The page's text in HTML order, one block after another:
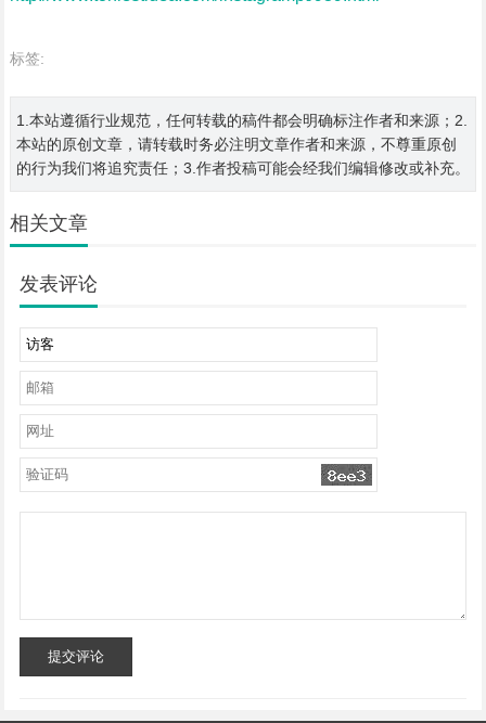
标签:
1.本站遵循行业规范，任何转载的稿件都会明确标注作者和来源；2.
本站的原创文章，请转载时务必注明文章作者和来源，不尊重原创
的行为我们将追究责任；3.作者投稿可能会经我们编辑修改或补充。
相关文章
发表评论
提交评论